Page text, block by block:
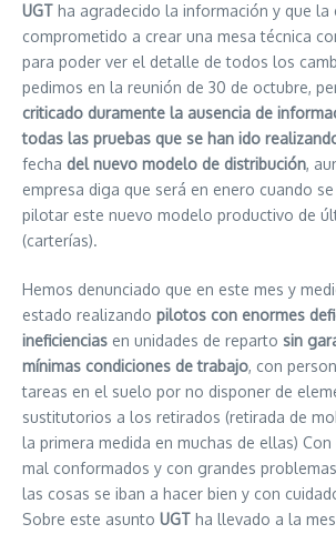
UGT ha agradecido la información y que la
comprometido a crear una mesa técnica
para poder ver el detalle de todos los
pedimos en la reunión de 30 de octubre,
criticado duramente la ausencia de
todas las pruebas que se han ido
fecha del nuevo modelo de distribución,
empresa diga que será en enero cuando
pilotar este nuevo modelo productivo de
(carterías).
Hemos denunciado que en este mes y
estado realizando pilotos con enormes
ineficiencias en unidades de reparto sin
mínimas condiciones de trabajo, con
tareas en el suelo por no disponer de
sustitutorios a los retirados (retirada de
la primera medida en muchas de ellas)
mal conformados y con grandes
las cosas se iban a hacer bien y con
Sobre este asunto UGT ha llevado a la